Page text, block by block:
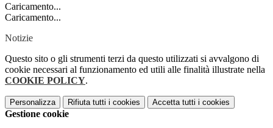
Caricamento...
Caricamento...
Notizie
Questo sito o gli strumenti terzi da questo utilizzati si avvalgono di
cookie necessari al funzionamento ed utili alle finalità illustrate nella
COOKIE POLICY.
Personalizza Rifiuta tutti i cookies Accetta tutti i cookies
Gestione cookie